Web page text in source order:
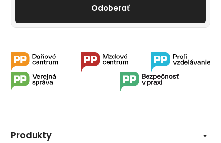
Odoberať
Produkty